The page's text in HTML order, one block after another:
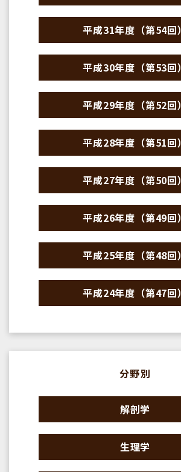
平成31年度（第54回）
平成30年度（第53回）
平成29年度（第52回）
平成28年度（第51回）
平成27年度（第50回）
平成26年度（第49回）
平成25年度（第48回）
平成24年度（第47回）
分野別
解剖学
生理学